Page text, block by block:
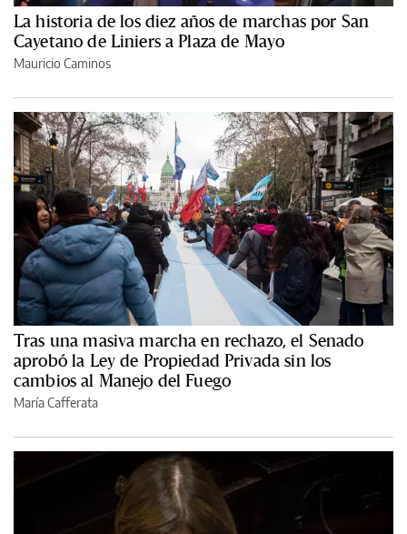
La historia de los diez años de marchas por San
Cayetano de Liniers a Plaza de Mayo
Mauricio Caminos
Tras una masiva marcha en rechazo, el Senado
aprobó la Ley de Propiedad Privada sin los
cambios al Manejo del Fuego
María Cafferata